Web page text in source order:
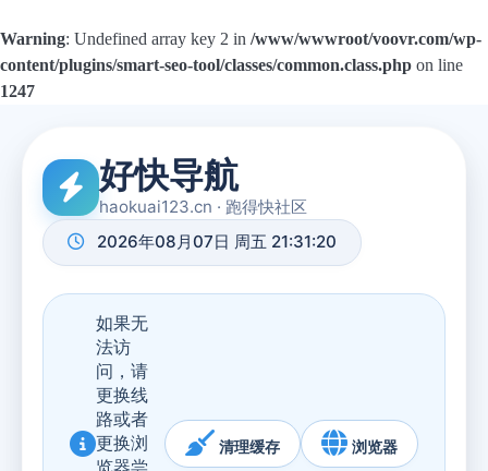
Warning: Undefined array key 2 in /www/wwwroot/voovr.com/wp-
content/plugins/smart-seo-tool/classes/common.class.php on line
1247